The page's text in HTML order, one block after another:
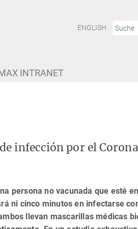
ENGLISH
INTRANET
infección por el
persona no vacunada que esté
ni cinco minutos en infectarse
llevan mascarillas médicas